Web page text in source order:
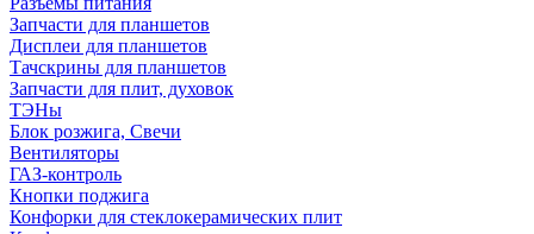
Запчасти для планшетов
Дисплеи для планшетов
Тачскрины для планшетов
Запчасти для плит, духовок
ТЭНы
Блок розжига, Свечи
Вентиляторы
ГАЗ-контроль
Кнопки поджига
Конфорки для стеклокерамических плит